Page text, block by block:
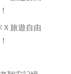
旅遊自由